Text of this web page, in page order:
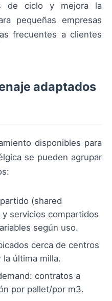
de ciclo y mejora la
pequeñas empresas
frecuentes a clientes
adaptados
disponibles para
se pueden agrupar
(shared
servicios compartidos
según uso.
cerca de centros
la última milla.
contratos a
por pallet/por m3.